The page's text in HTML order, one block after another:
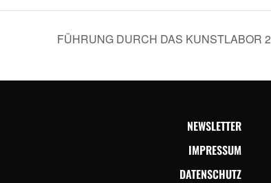
FÜHRUNG DURCH DAS KUNSTLABOR 2
NEWSLETTER
IMPRESSUM
DATENSCHUTZ